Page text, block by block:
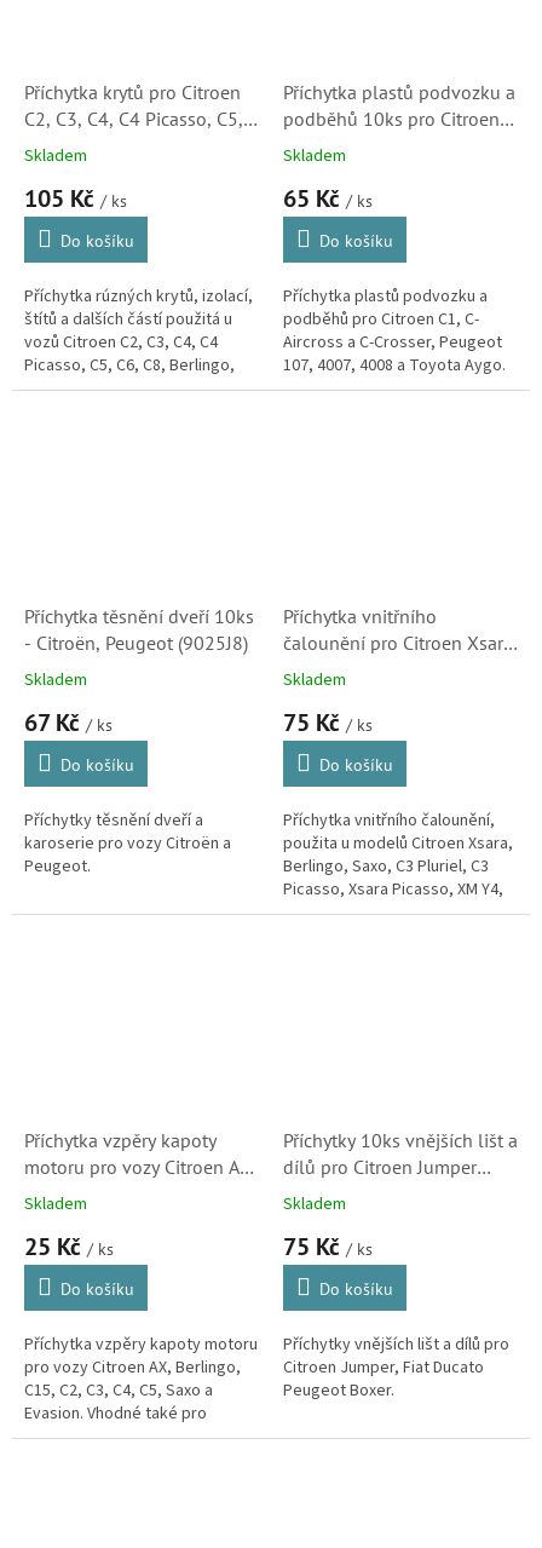
Příchytka krytů pro Citroen
C2, C3, C4, C4 Picasso, C5,
C6, C8, Berlingo, Xsara,
C30718)
Skladem
105 Kč / ks
Do košíku
Příchytka rúzných krytů, izolací,
štítů a dalších částí použitá u
vozů Citroen C2, C3, C4, C4
Picasso, C5, C6, C8, Berlingo,
Xsara, Jumpy, C4 Cactus, C-
Příchytka plastů podvozku a
podběhů 10ks pro Citroen
C1, C4-Aircross a C-Crosser
Skladem
65 Kč / ks
Do košíku
Příchytka plastů podvozku a
podběhů pro Citroen C1, C-
Aircross a C-Crosser, Peugeot
107, 4007, 4008 a Toyota Aygo.
Příchytka je také použita u
Příchytka těsnění dveří 10ks
- Citroën, Peugeot (9025J8)
Skladem
67 Kč / ks
Do košíku
Příchytky těsnění dveří a
karoserie pro vozy Citroën a
Peugeot.
Příchytka vnitřního
čalounění pro Citroen Xsara,
Berlingo, Saxo, C3 Picasso,
(10ks)
Skladem
75 Kč / ks
Do košíku
Příchytka vnitřního čalounění,
použita u modelů Citroen Xsara,
Berlingo, Saxo, C3 Pluriel, C3
Picasso, Xsara Picasso, XM Y4,
C5.
Příchytka vzpěry kapoty
motoru pro vozy Citroen AX,
Berlingo, C15, C2, C3, C4,
(792834)
Skladem
25 Kč / ks
Do košíku
Příchytka vzpěry kapoty motoru
pro vozy Citroen AX, Berlingo,
C15, C2, C3, C4, C5, Saxo a
Evasion. Vhodné také pro
Peugeot 1007, 106, 3008, 306,
Příchytky 10ks vnějších lišt a
dílů pro Citroen Jumper
(Ducato, Boxer, C10093,
Skladem
75 Kč / ks
Do košíku
Příchytky vnějších lišt a dílů pro
Citroen Jumper, Fiat Ducato
Peugeot Boxer.